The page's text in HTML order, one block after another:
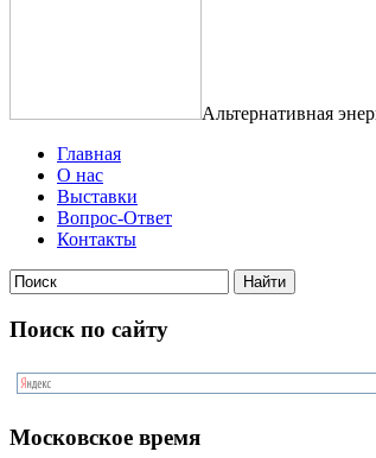
Альтернативная
Главная
О нас
Выставки
Вопрос-Ответ
Контакты
Поиск по сайту
Московское время